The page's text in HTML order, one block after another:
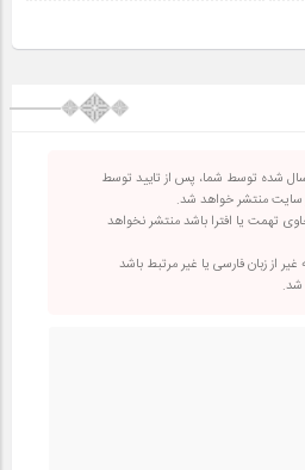
شده توسط شما، پس از تایید توسط
سایت منتشر خواهد شد.
تهمت یا افترا باشد منتشر نخواهد
غیر از زبان فارسی یا غیر مرتبط باشد
شد.